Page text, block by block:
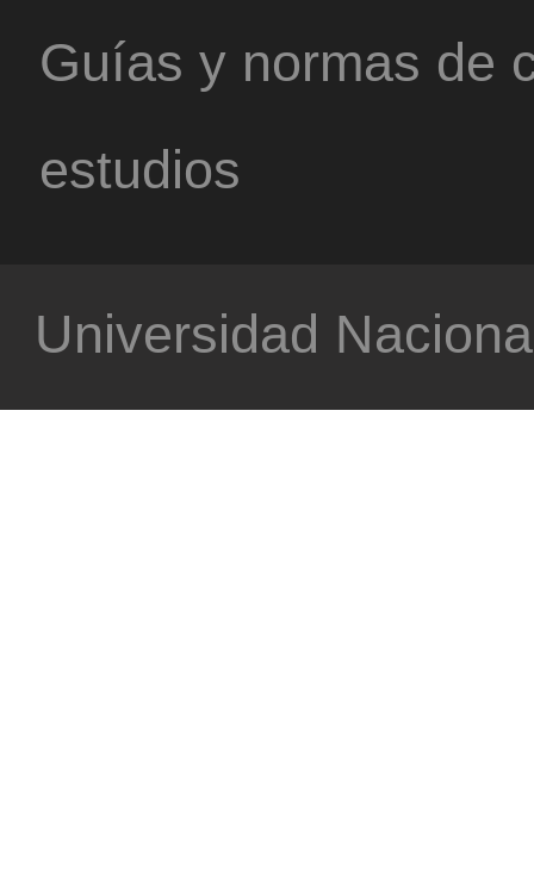
Guías y normas de
estudios
Universidad